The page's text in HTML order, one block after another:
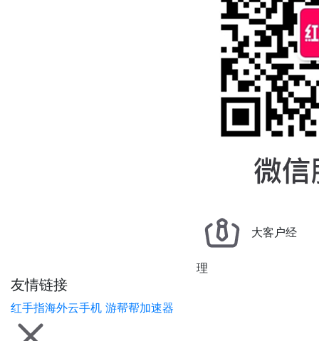
友情链接
红手指海外云手机 游帮帮加速器
大客户经
理